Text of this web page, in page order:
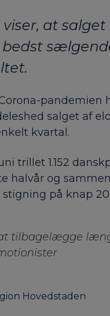
at
salget af
kvartal.
trillet 1.152
halvår og
på knap
tilbagelægge
Hovedstaden